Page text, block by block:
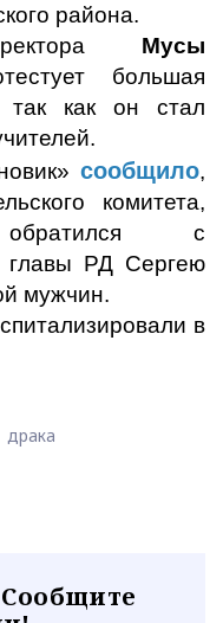
района.
Мусы
большая
так как он стал
сообщило,
комитета,
с
главы РД Сергею
мужчин.
в
драка